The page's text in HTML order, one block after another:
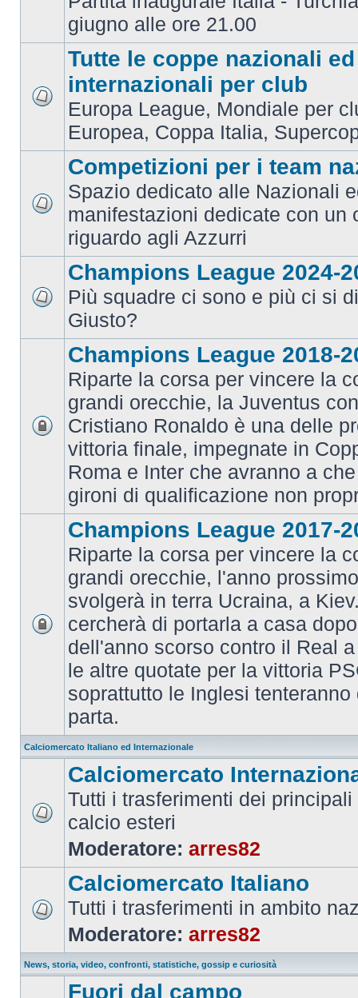
giugno alle ore 21.00
Tutte le coppe nazionali ed
internazionali per club
Europa League, Mondiale per
Europea, Coppa Italia,
Competizioni per i team
Spazio dedicato alle Nazionali
manifestazioni dedicate con un
riguardo agli Azzurri
Champions League 2024-
Più squadre ci sono e più ci si
Giusto?
Champions League 2018-
Riparte la corsa per vincere la
grandi orecchie, la Juventus
Cristiano Ronaldo è una delle
vittoria finale, impegnate in
Roma e Inter che avranno a
gironi di qualificazione non
Champions League 2017-
Riparte la corsa per vincere la
grandi orecchie, l'anno
svolgerà in terra Ucraina, a
cercherà di portarla a casa
dell'anno scorso contro il Real
le altre quotate per la vittoria
soprattutto le Inglesi tenteranno
parta.
Calciomercato Italiano ed Internazionale
Calciomercato
Tutti i trasferimenti dei
calcio esteri
Moderatore: arres82
Calciomercato Italiano
Tutti i trasferimenti in ambito
Moderatore: arres82
News, storia, video, confronti, statistiche, gossip e curiosità
Fuori dal campo